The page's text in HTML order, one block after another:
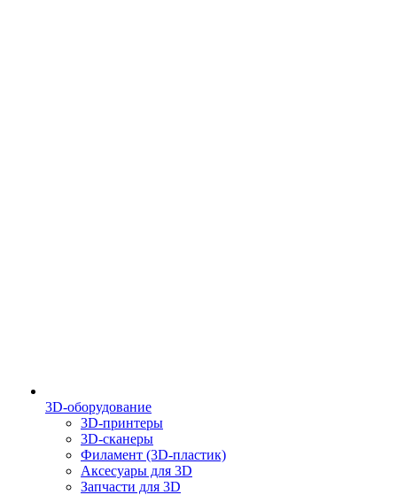
3D-оборудование
3D-принтеры
3D-сканеры
Филамент (3D-пластик)
Аксесуары для 3D
Запчасти для 3D